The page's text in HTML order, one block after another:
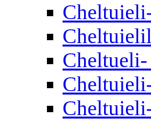
Сheltueli-